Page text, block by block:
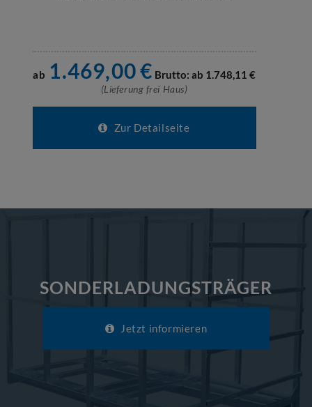
ab 1.469,00€ Brutto: ab 1.748,11 €
(Lieferung frei Haus)
Zur Detailseite
SONDERLADUNGSTRÄGER
Jetzt informieren